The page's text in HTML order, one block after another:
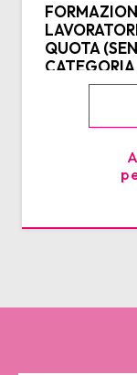
QUOTA
CATEGORIA